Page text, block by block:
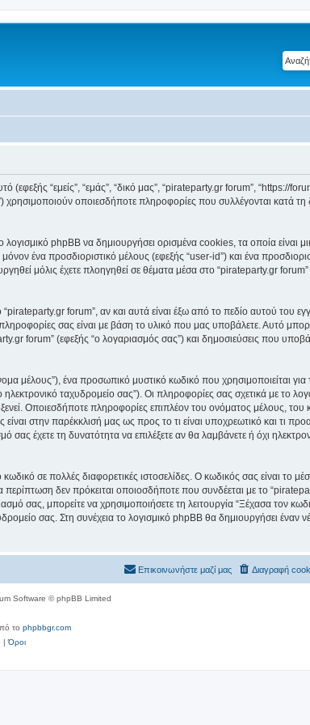
(εφεξής “εμείς”, “εμάς”, “δικό μας”, “pirateparty.gr forum”, “https://
οποιεσδήποτε πληροφορίες που συλλέγονται κατά τη
phpBB να δημιουργήσει ορισμένα cookies, τα οποία είναι
ένα προσδιοριστικό μέλους (εφεξής “user-id”) και ένα
μόλις έχετε πλοηγηθεί σε θέματα μέσα στο “pirateparty.gr forum”
forum”, αν και αυτά είναι έξω από το πεδίο αυτού του
σας είναι με βάση το υλικό που μας υποβάλετε. Αυτό
forum” (εφεξής “ο λογαριασμός σας”) και δημοσιεύσεις που
μέλους”), ένα προσωπικό μυστικό κωδικό που χρησιμοποιείται
ταχυδρομείο σας”). Οι πληροφορίες σας σχετικά με το
Οποιεσδήποτε πληροφορίες επιπλέον του ονόματος μέλους, του
στην παρέκκλισή μας ως προς το τι είναι υποχρεωτικό και τι
σας έχετε τη δυνατότητα να επιλέξετε αν θα λαμβάνετε ή όχι
σε πολλές διαφορετικές ιστοσελίδες. Ο κωδικός σας είναι το
δεν πρόκειται οποιοσδήποτε που συνδέεται με το
σας, μπορείτε να χρησιμοποιήσετε τη λειτουργία “Ξέχασα τον
σας. Στη συνέχεια το λογισμικό phpBB θα δημιουργήσει έναν
Διαγραφή
Επικοινωνήστε μαζί μας
Software © phpBB Limited
το phpbbgr.com
|Όροι